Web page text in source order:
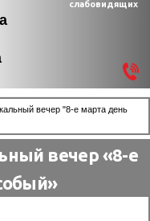
слабовидящих
вечер "8-е марта день
вечер «8-е